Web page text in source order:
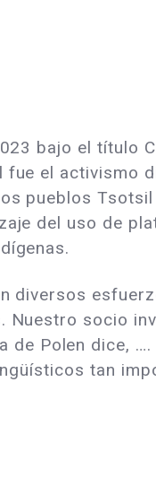
bajo el título
fue el activismo
pueblos
del uso de
diversos
Nuestro socio
de Polen dice, ….
tan